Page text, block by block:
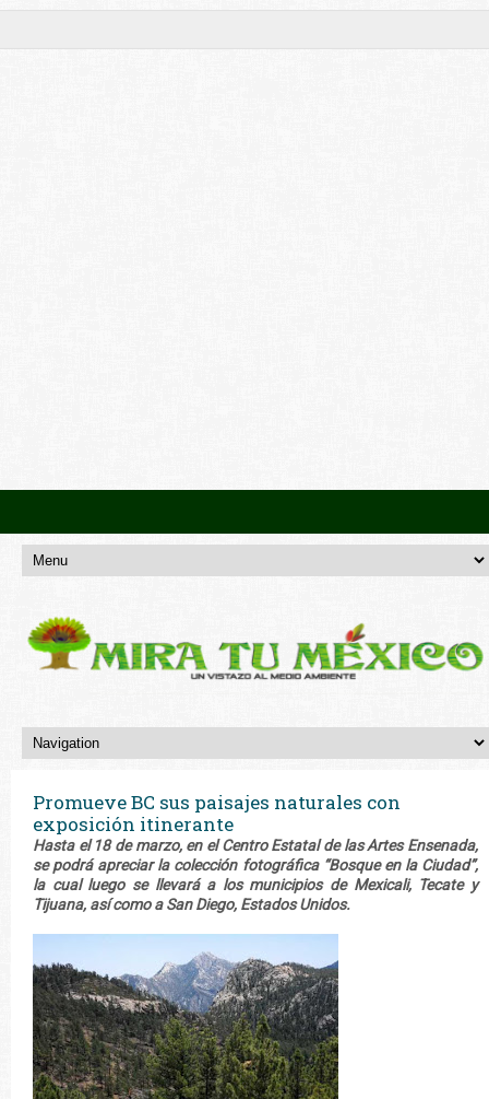
Promueve BC sus paisajes naturales con
exposición itinerante
Hasta el 18 de marzo, en el Centro Estatal de las Artes Ensenada,
se podrá apreciar la colección fotográfica “Bosque en la Ciudad”,
la cual luego se llevará a los municipios de Mexicali, Tecate y
Tijuana, así como a San Diego, Estados Unidos.